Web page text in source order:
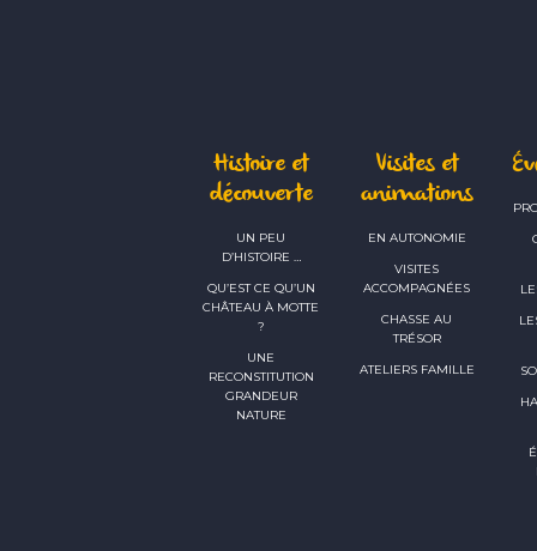
Histoire et
découverte
UN PEU
D’HISTOIRE …
QU’EST CE QU’UN
CHÂTEAU À MOTTE
?
UNE
RECONSTITUTION
GRANDEUR
NATURE
Visites et
animations
EN AUTONOMIE
VISITES
ACCOMPAGNÉES
CHASSE AU
TRÉSOR
ATELIERS FAMILLE